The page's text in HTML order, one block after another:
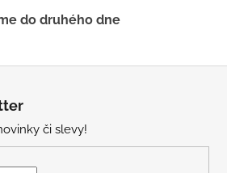
p
u
do druhého dne
či slevy!